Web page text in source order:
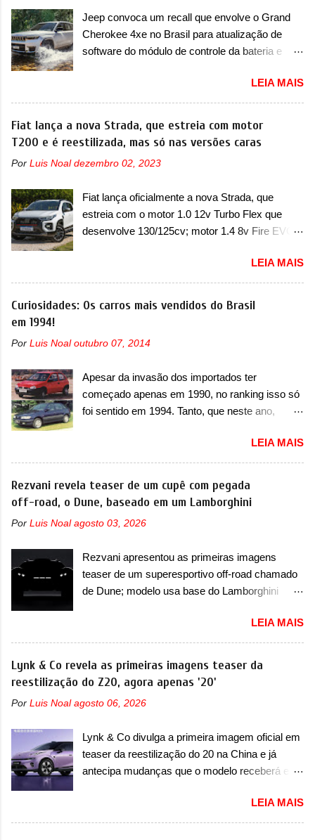
esportiva, o A05s. Previsto para ser lançado
ainda neste ano na China, o compacto elétrico
colocará a Leapmotor para concorrer com uma
BYD Dolphin e Geely EX2. Visualmente, o A05
conta com um design já visto por outros
modelos da marca, em especial do SUV
compacto A10. Basicamente sendo o hatch do
SUV, o A05 nasce com um design que está
possui faróis com um desenho mais retangular,
com um pequeno prolongamento para as
laterais. Os faróis cont...
Jeep convoca um recall que envolve o Grand
Cherokee 4xe no Brasil para atualização de
software do módulo de controle da bateria e
Jeep convocou no dia 10 de outubro de 2025
um chamado que envolve os proprietários do
Grand Cherokee 4xe, em sua versão única
Limited, com unidades de ano/modelo 2023 e
unidades afetadas precisam retornar a uma
dois problemas. O primeiro deles será uma
atualização do software do módulo de controle
da bateria (AHCP e HCP). Para alguns veículos
verificação e, se necessário, a substituição do
motor do ventilador HVAC (aquecimento,
ventilação e ar-condicionado). A marca também
uma sobrecarga do microprocessador do
poderá causar a perda de força motriz,
requerendo a atualização do software do
modulo de...
LEIA MAIS
Fiat lança a nova Strada, que estreia com motor
T200 e é reestilizada, mas só nas versões caras
Por Luis Noal dezembro 02, 2023
Fiat lança oficialmente a nova Strada, que
estreia com o motor 1.0 12v Turbo Flex que
desenvolve 130/125cv; motor 1.4 8v Fire EVO
oficialmente a nova Strada, que aparece com
mudanças visuais e com uma nova opção de
motor. Depois da picape compacta receber o
motor 1.0 12v Turbo Flex, conhecido como
Strada soube ser mutável com avanços
importantes que a concorrência nunca
conseguiu acompanhar e agora ela abre uma
T200, que estreou nos irmãos Pulse e
Fastback. "A Fiat Strada é mais do que uma
picape, é uma verdadeira revolução no
mercado automotivo. Há alguns anos era
improvável pensar que uma picape chagaria ao
Strada fez. Mais do que isso: ela é a prova viva
que time que está ganhando se mexe sim. Ao
longo da sua história, ela...
LEIA MAIS
Curiosidades: Os carros mais vendidos do Brasil
em 1994!
Por Luis Noal outubro 07, 2014
Apesar da invasão dos importados ter
começado apenas em 1990, no ranking isso só
foi sentido em 1994. Tanto, que neste ano,
começar pelo Chevrolet Corsa, o mais
destacado deles no ranking que perdurou no
nosso mercado até início de 2012 e com
certeza foi um grandioso lançamento da
Chevrolet que assustou a concorrência. Nesse
ano também era lançada a nova geração do
ganhava uma nova geração feita do zero,
apelidada de "Bolinha" por suas formas
arredondadas. Além do Gol, outro Volkswagen
versão hatchback do Logus que chegava
depois de um ano de atraso. A invasão de 1994
foi marcava pelos franceses, alemães,
japoneses e coreanos que chegaram
arrancando corações em nosso mercado. Os
vendas em 1994 foram o Renault R19 que
vinha em 3 versões de carroceria, sendo duas
do hatch e o sedan, a famosa Kia Besta, o Vol...
LEIA MAIS
Rezvani revela teaser de um cupê com pegada
off-road, o Dune, baseado em um Lamborghini
Por Luis Noal agosto 03, 2026
Rezvani apresentou as primeiras imagens
teaser de um superesportivo off-road chamado
de Dune; modelo usa base do Lamborghini
apresentou as primeiras imagens teaser de um
novo superesportivo que vai oferecer aos seus
consumidores. Trata-se do Dune, um cupê
superesportivo que terá uma proposta off-road
assim como outros esportivos recentemente
tiveram, como o Porsche 911 Dakar e o...
italiano tem grande parte no desenvolvimento
do Dune. Baseado no Huracán, o Dune nasce
com uma proposta similar ao que a marca
característico da Rezvani. Junto com as
LEIA MAIS
Lynk & Co revela as primeiras imagens teaser da
reestilização do Z20, agora apenas '20'
Por Luis Noal agosto 06, 2026
Lynk & Co divulga a primeira imagem oficial em
teaser da reestilização do 20 na China e já
antecipa mudanças que o modelo receberá em
apresentar na China as primeiras mudanças
para o Z20, um misto de hatch com SUV que é
LEIA MAIS